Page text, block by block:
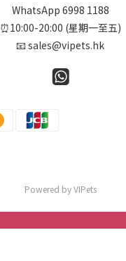
WhatsApp 6998 1188
⏰10:00-20:00 (星期一至五)
📧 sales@vipets.hk
Powered by VIPets